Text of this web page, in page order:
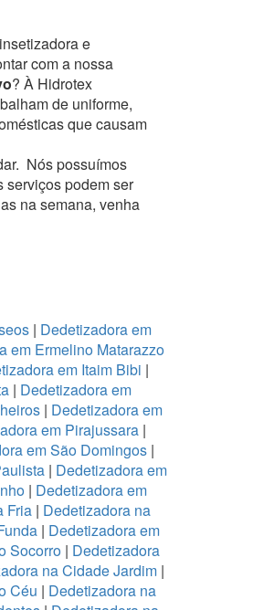
e
com a nossa
? À Hidrotex
de uniforme,
que causam
Nós possuímos
serviços podem ser
na semana, venha
| Dedetizadora em
em Ermelino Matarazzo
em Itaim Bibi |
| Dedetizadora em
| Dedetizadora em
em Pirajussara |
em São Domingos|
| Dedetizadora em
| Dedetizadora em
Fria| Dedetizadora na
| Dedetizadora em
Socorro | Dedetizadora
na Cidade Jardim|
Céu | Dedetizadora na